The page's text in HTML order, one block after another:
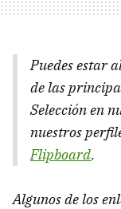
Puedes estar
de las
Selección en
nuestros
Flipboard.
Algunos de los